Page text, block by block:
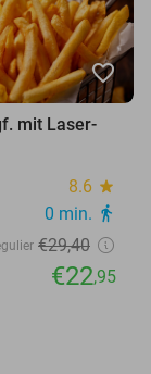
favorite_border
mit Laser-
8.6 star
0 min. directions_walk
€29,40
€22,95